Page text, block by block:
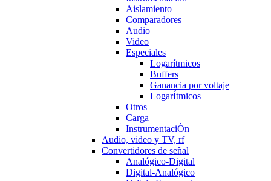
Aislamiento
Comparadores
Audio
Video
Especiales
Logarítmicos
Buffers
Ganancia por voltaje
LogarÍtmicos
Otros
Carga
InstrumentaciÒn
Audio, video y TV, rf
Convertidores de señal
Analógico-Digital
Digital-Analógico